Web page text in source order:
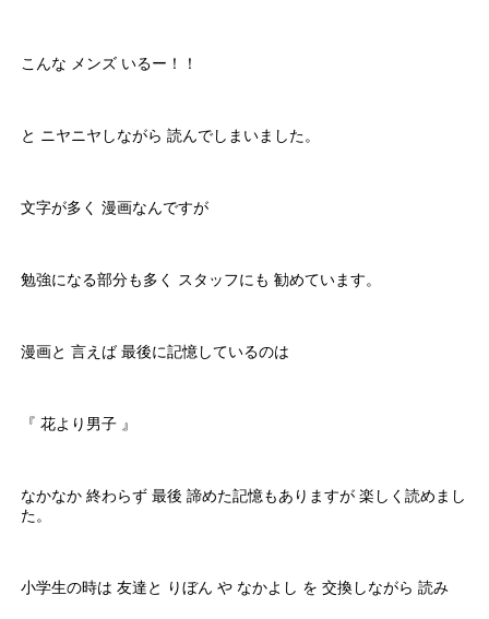
こんな メンズ いるー！！
と ニヤニヤしながら 読んでしまいました。
文字が多く 漫画なんですが
勉強になる部分も多く スタッフにも 勧めています。
漫画と 言えば 最後に記憶しているのは
『 花より男子 』
なかなか 終わらず 最後 諦めた記憶もありますが 楽しく読めまし
た。
小学生の時は 友達と りぼん や なかよし を 交換しながら 読み